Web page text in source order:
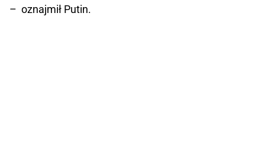
– oznajmił Putin.